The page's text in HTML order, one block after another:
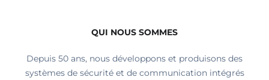
QUI NOUS SOMMES
Depuis 50 ans, nous développons et produisons des
systèmes de sécurité et de communication intégrés